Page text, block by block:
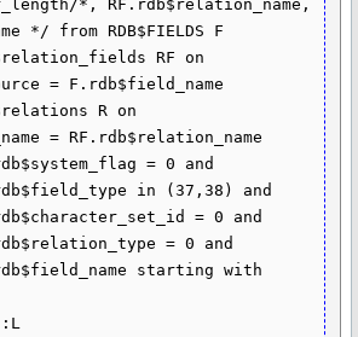
*, RF.rdb$relation_name,
*/ from RDB$FIELDS F
= F.rdb$field_name
= RF.rdb$relation_name